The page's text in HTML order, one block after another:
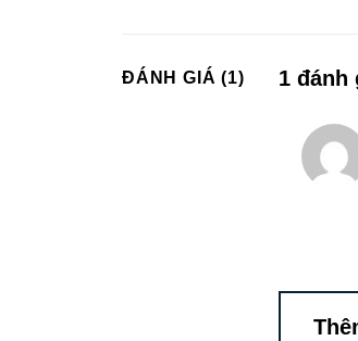
ĐÁNH GIÁ (1) 1 đánh